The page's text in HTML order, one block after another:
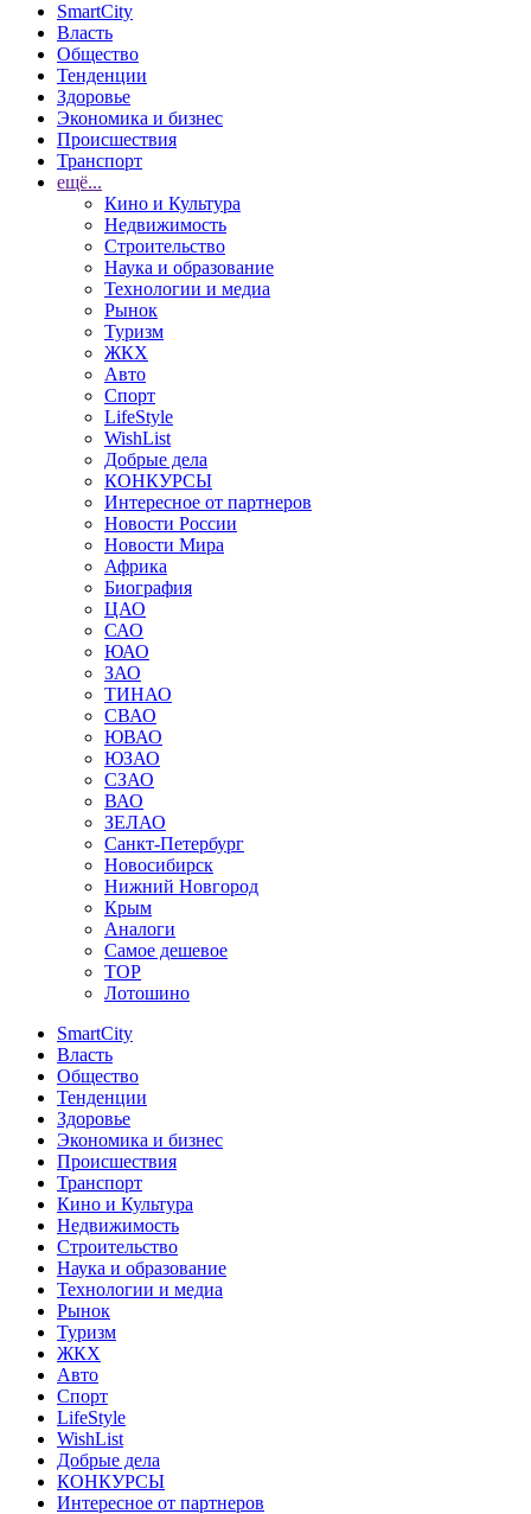
SmartCity
Власть
Общество
Тенденции
Здоровье
Экономика и бизнес
Происшествия
Транспорт
ещё...
Кино и Культура
Недвижимость
Строительство
Наука и образование
Технологии и медиа
Рынок
Туризм
ЖКХ
Авто
Спорт
LifeStyle
WishList
Добрые дела
КОНКУРСЫ
Интересное от партнеров
Новости России
Новости Мира
Африка
Биография
ЦАО
САО
ЮАО
ЗАО
ТИНАО
СВАО
ЮВАО
ЮЗАО
СЗАО
ВАО
ЗЕЛАО
Санкт-Петербург
Новосибирск
Нижний Новгород
Крым
Аналоги
Самое дешевое
TOP
Лотошино
SmartCity
Власть
Общество
Тенденции
Здоровье
Экономика и бизнес
Происшествия
Транспорт
Кино и Культура
Недвижимость
Строительство
Наука и образование
Технологии и медиа
Рынок
Туризм
ЖКХ
Авто
Спорт
LifeStyle
WishList
Добрые дела
КОНКУРСЫ
Интересное от партнеров